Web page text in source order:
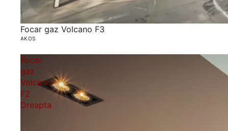
Focar gaz Volcano F3
AKOS
Focar
gaz
Volcano
F2
Dreapta